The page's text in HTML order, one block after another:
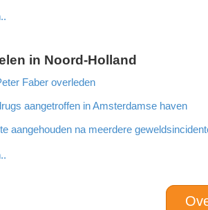
in Noord-Holland
Faber overleden
aangetroffen in Amsterdamse haven
aangehouden na meerdere